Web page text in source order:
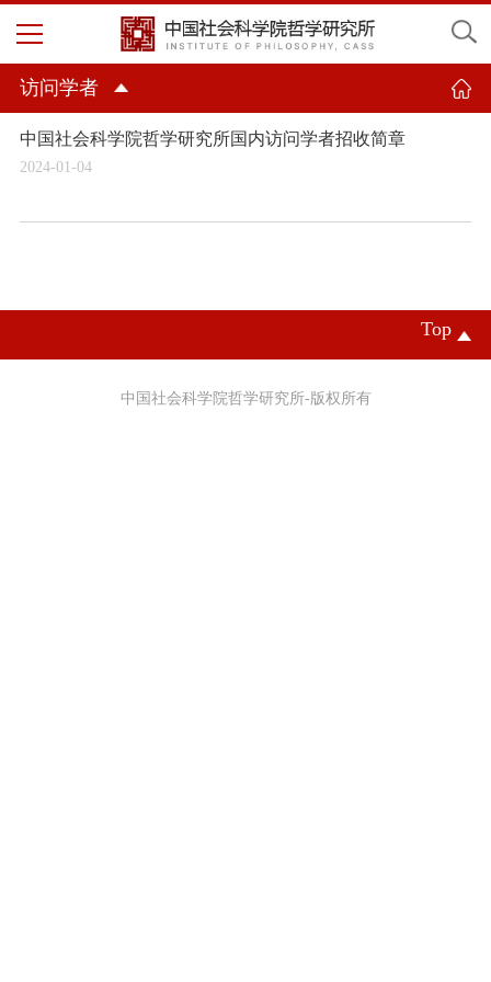
访问学者
中国社会科学院哲学研究所国内访问学者招收简章
2024-01-04
Top
中国社会科学院哲学研究所-版权所有